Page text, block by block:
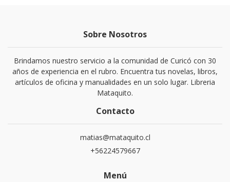
Sobre Nosotros
Brindamos nuestro servicio a la comunidad de Curicó con 30
años de experiencia en el rubro. Encuentra tus novelas, libros,
artículos de oficina y manualidades en un solo lugar. Libreria
Mataquito.
Contacto
matias@mataquito.cl
+56224579667
Menú